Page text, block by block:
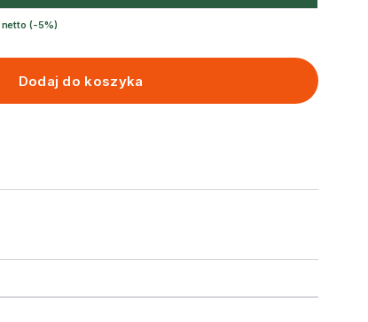
netto (-5%)
Dodaj do koszyka